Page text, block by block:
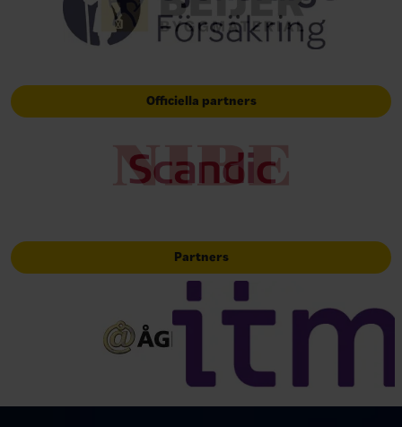
Officiella partners
Partners